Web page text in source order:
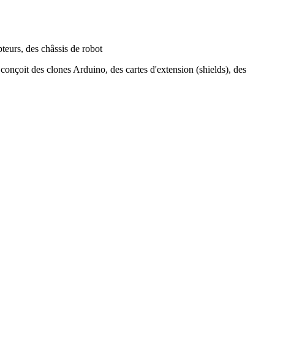
des châssis de robot
des clones Arduino, des cartes d'extension (shields), des